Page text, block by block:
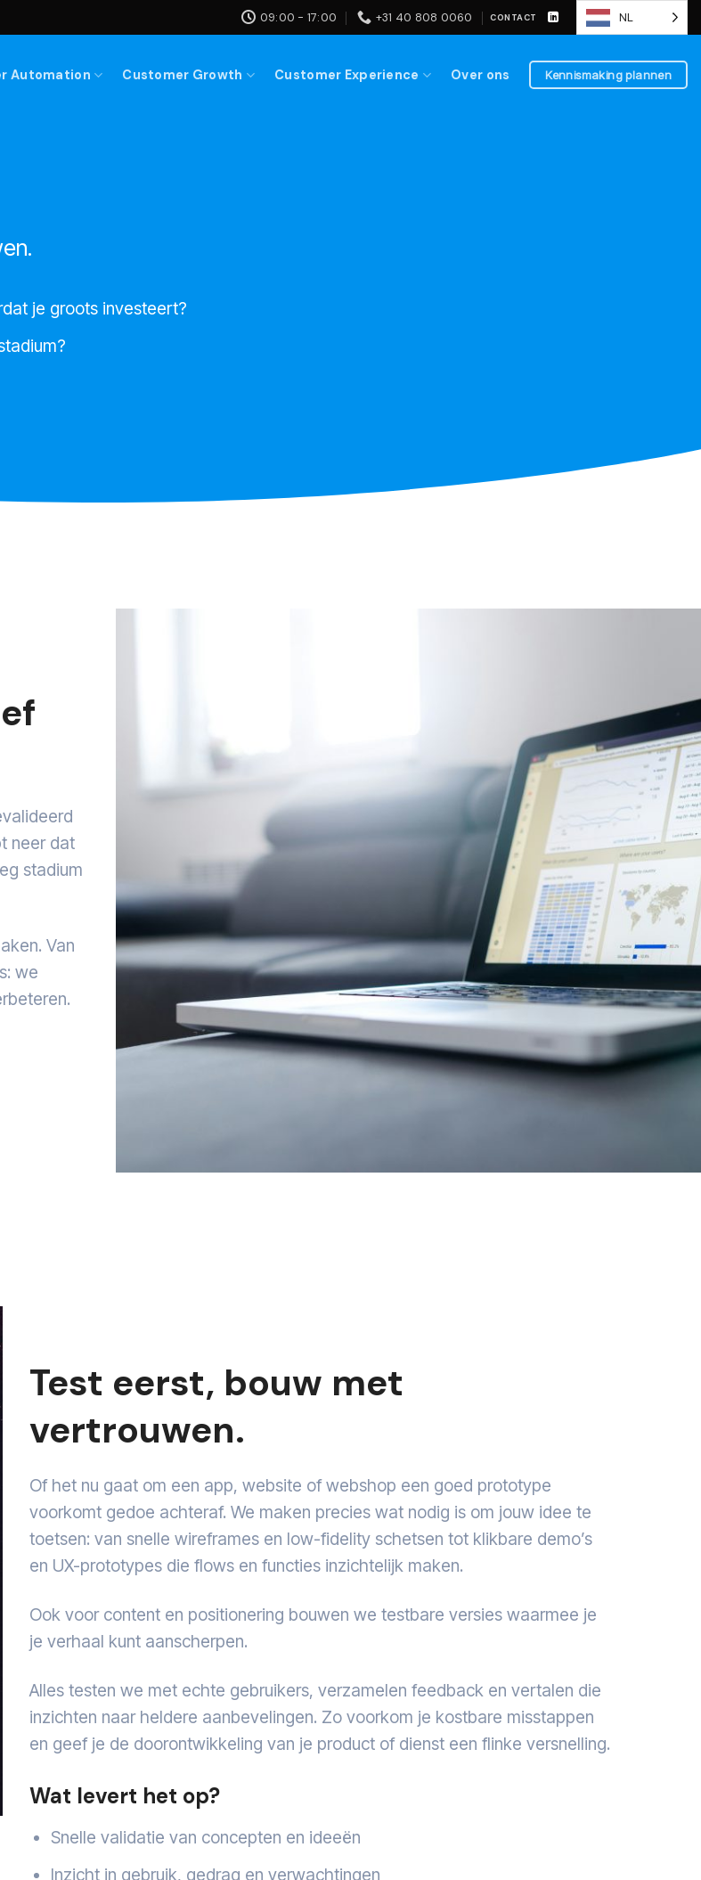
09:00 - 17:00 +31 40 808 0060 CONTACT NL
Automation Customer Growth Customer Experience Over ons Kennismaking plannen
je groots investeert?
neer dat
stadium
Van
we
Test eerst, bouw met
vertrouwen.
Of het nu gaat om een app, website of webshop een goed prototype
voorkomt gedoe achteraf. We maken precies wat nodig is om jouw idee te
toetsen: van snelle wireframes en low-fidelity schetsen tot klikbare demo’s
en UX-prototypes die flows en functies inzichtelijk maken.
Ook voor content en positionering bouwen we testbare versies waarmee je
je verhaal kunt aanscherpen.
Alles testen we met echte gebruikers, verzamelen feedback en vertalen die
inzichten naar heldere aanbevelingen. Zo voorkom je kostbare misstappen
en geef je de doorontwikkeling van je product of dienst een flinke versnelling.
Wat levert het op?
Snelle validatie van concepten en ideeën
Inzicht in gebruik, gedrag en verwachtingen